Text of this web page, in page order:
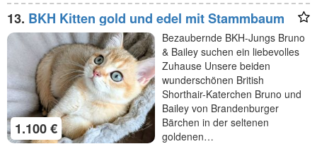
13. BKH Kitten gold und edel mit Stammbaum
1.100 €
Bezaubernde BKH-Jungs Bruno
& Bailey suchen ein liebevolles
Zuhause Unsere beiden
wunderschönen British
Shorthair-Katerchen Bruno und
Bailey von Brandenburger
Bärchen in der seltenen
goldenen…